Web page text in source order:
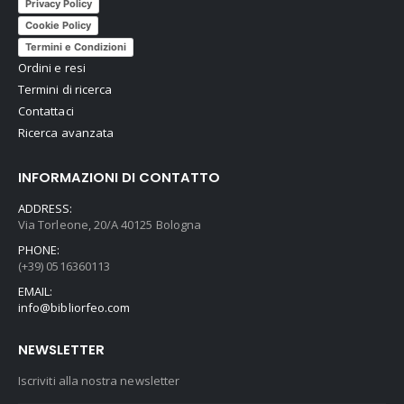
Privacy Policy
Cookie Policy
Termini e Condizioni
Ordini e resi
Termini di ricerca
Contattaci
Ricerca avanzata
INFORMAZIONI DI CONTATTO
ADDRESS:
Via Torleone, 20/A 40125 Bologna
PHONE:
(+39) 0516360113
EMAIL:
info@bibliorfeo.com
NEWSLETTER
Iscriviti alla nostra newsletter